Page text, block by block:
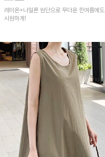
레이온+나일론 원단으로 무더운 한여름에도
시원하게!